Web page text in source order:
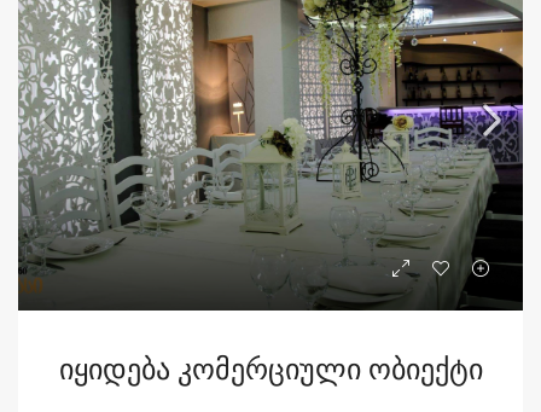
Იყიდება Კომერციული Ობიექტი